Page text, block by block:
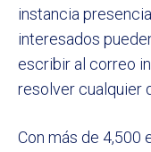
instancia
interesados
escribir al correo
resolver cualquier
Con más de 4,500